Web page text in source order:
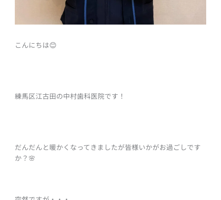
こんにちは😊
練馬区江古田の中村歯科医院です！
だんだんと暖かくなってきましたが皆様いかがお過ごしです
か？🌸